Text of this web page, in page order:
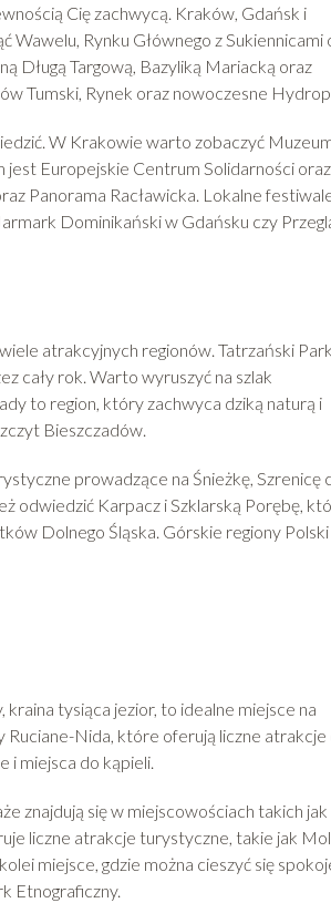
Cię zachwycą. Kraków, Gdańsk i
Rynku Głównego z Sukiennicami
Długą Targową, Bazyliką Mariacką oraz
Tumski, Rynek oraz nowoczesne
W Krakowie warto zobaczyć
Europejskie Centrum Solidarności oraz
Panorama Racławicka. Lokalne
Dominikański w Gdańsku czy
atrakcyjnych regionów. Tatrzański Park
cały rok. Warto wyruszyć na szlak
to region, który zachwyca dziką naturą i
Bieszczadów.
prowadzące na Śnieżkę, Szrenicę
odwiedzić Karpacz i Szklarską Porębę,
Dolnego Śląska. Górskie regiony
tysiąca jezior, to idealne miejsce na
Nida, które oferują liczne atrakcje
i miejsca do kąpieli.
znajdują się w miejscowościach takich jak
liczne atrakcje turystyczne, takie jak
miejsce, gdzie można cieszyć się
Etnograficzny.